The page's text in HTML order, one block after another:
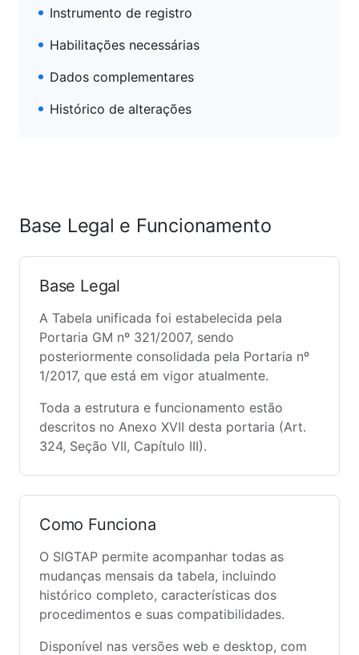
Instrumento de registro
Habilitações necessárias
Dados complementares
Histórico de alterações
Base Legal e Funcionamento
Base Legal
A Tabela unificada foi estabelecida pela
Portaria GM nº 321/2007, sendo
posteriormente consolidada pela Portaria nº
1/2017, que está em vigor atualmente.
Toda a estrutura e funcionamento estão
descritos no Anexo XVII desta portaria (Art.
324, Seção VII, Capítulo III).
Como Funciona
O SIGTAP permite acompanhar todas as
mudanças mensais da tabela, incluindo
histórico completo, características dos
procedimentos e suas compatibilidades.
Disponível nas versões web e desktop, com